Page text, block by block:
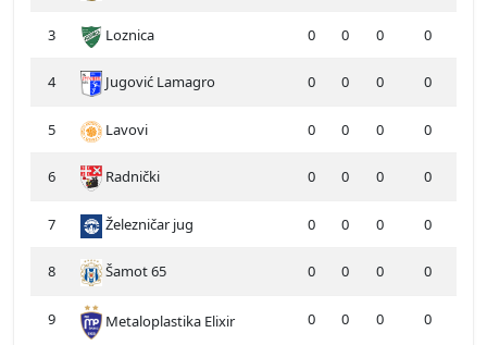
3 Loznica 0 0 0 0
4 Jugović Lamagro 0 0 0 0
5 Lavovi 0 0 0 0
6 Radnički 0 0 0 0
7 Železničar jug 0 0 0 0
8 Šamot 65 0 0 0 0
9 Metaloplastika Elixir 0 0 0 0